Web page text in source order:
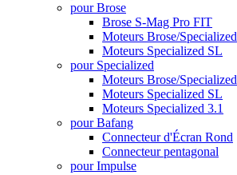
pour Brose
Brose S-Mag Pro FIT
Moteurs Brose/Specialized
Moteurs Specialized SL
pour Specialized
Moteurs Brose/Specialized
Moteurs Specialized SL
Moteurs Specialized 3.1
pour Bafang
Connecteur d'Écran Rond
Connecteur pentagonal
pour Impulse